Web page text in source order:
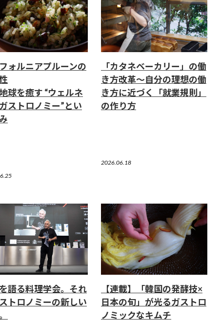
ォルニアプルーンの
球を癒す “ウェルネ
ストロノミー”とい
「カタネベーカリー」の働
き方改革～自分の理想の働
き方に近づく「就業規則」
の作り方
2026.06.18
語る料理学会。それ
トロノミーの新しい
【連載】「韓国の発酵技×
日本の旬」が光るガストロ
ノミックなキムチ